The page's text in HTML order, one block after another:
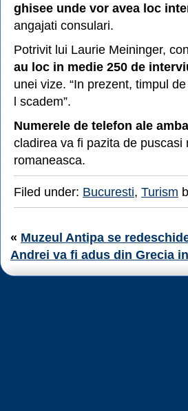
ghisee unde vor avea loc
angajati consulari.
Potrivit lui Laurie Meininger,
au loc in medie 250 de
unei vize. “In prezent, timpul
l scadem”.
Numerele de telefon ale
cladirea va fi pazita de
romaneasca.
Filed under: Bucuresti, Turism
« Muzeul Antipa se
Andrei va fi adus din Grecia